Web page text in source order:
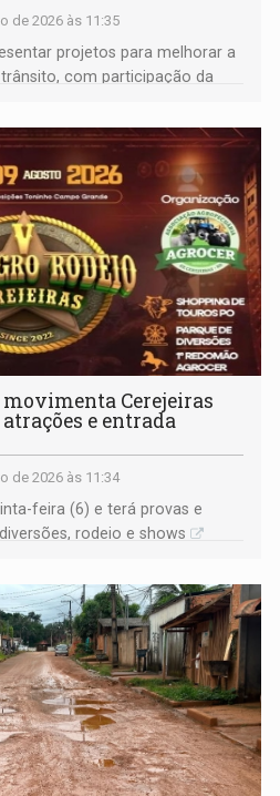
de 2026 às 11:35
projetos para melhorar a
com participação da
movimenta Cerejeiras
e entrada
de 2026 às 11:34
feira (6) e terá provas e
rodeio e shows